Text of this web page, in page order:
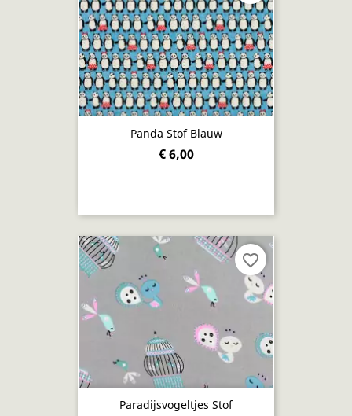
Panda Stof Blauw
€ 6,00
Paradijsvogeltjes Stof
favorite_border